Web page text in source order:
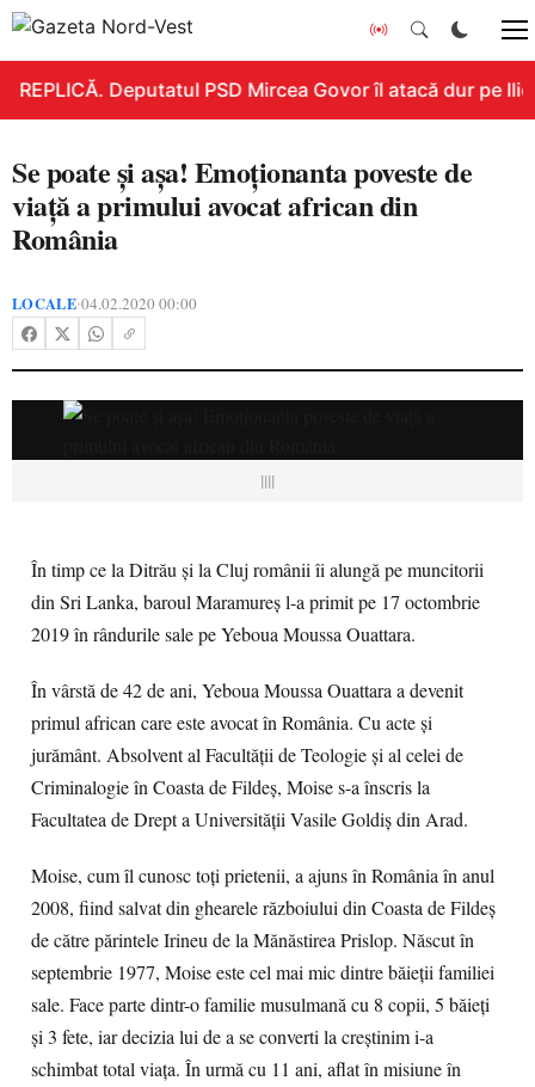
REPLICĂ. Deputatul PSD Mircea Govor îl atacă dur pe
Se poate şi aşa! Emoţionanta poveste de
viaţă a primului avocat african din
România
LOCALE•04.02.2020 00:00
||||
În timp ce la Ditrău și la Cluj românii îi alungă pe muncitorii
din Sri Lanka, baroul Maramureș l-a primit pe 17 octombrie
2019 în rândurile sale pe Yeboua Moussa Ouattara.
În vârstă de 42 de ani, Yeboua Moussa Ouattara a devenit
primul african care este avocat în România. Cu acte și
jurământ. Absolvent al Facultății de Teologie și al celei de
Criminalogie în Coasta de Fildeș, Moise s-a înscris la
Facultatea de Drept a Universității Vasile Goldiș din Arad.
Moise, cum îl cunosc toți prietenii, a ajuns în România în anul
2008, fiind salvat din ghearele războiului din Coasta de Fildeș
de către părintele Irineu de la Mănăstirea Prislop. Născut în
septembrie 1977, Moise este cel mai mic dintre băieții familiei
sale. Face parte dintr-o familie musulmană cu 8 copii, 5 băieți
și 3 fete, iar decizia lui de a se converti la creștinim i-a
schimbat total viața. În urmă cu 11 ani, aflat în misiune în